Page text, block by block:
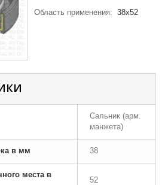
Область применения: 38x52
Сальник (арм.
манжета)
в мм 38
места в
52